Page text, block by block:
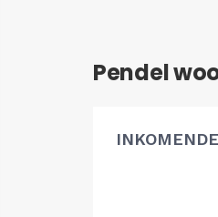
Pendel